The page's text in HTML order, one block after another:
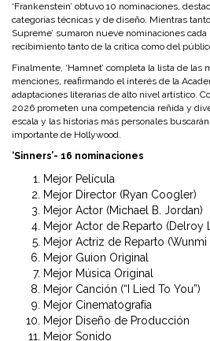
‘Frankenstein’ obtuvo 10 nominaciones,
categorías técnicas y de diseño. Mientras
Supreme’ sumaron nueve nominaciones
recibimiento tanto de la crítica como del
Finalmente, ‘Hamnet’ completa la lista de las
menciones, reafirmando el interés de la
adaptaciones literarias de alto nivel artístico.
2026 prometen una competencia reñida y
escala y las historias más personales
importante de Hollywood.
‘Sinners’- 16 nominaciones
Mejor Película
Mejor Director (Ryan Coogler)
Mejor Actor (Michael B. Jordan)
Mejor Actor de Reparto (Delroy
Mejor Actriz de Reparto (Wunmi
Mejor Guion Original
Mejor Música Original
Mejor Canción (“I Lied To You”)
Mejor Cinematografía
Mejor Diseño de Producción
Mejor Sonido